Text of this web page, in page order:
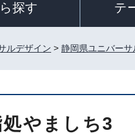
探す テ
ルデザイン > 静岡県ユニバー
処やましち3